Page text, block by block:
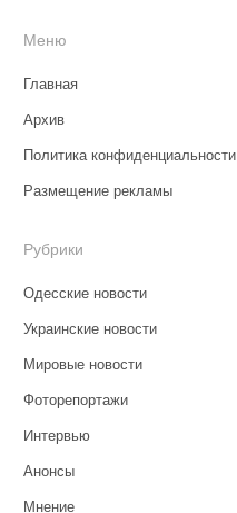
Меню
Главная
Архив
Политика конфиденциальности
Размещение рекламы
Рубрики
Одесские новости
Украинские новости
Мировые новости
Фоторепортажи
Интервью
Анонсы
Мнение